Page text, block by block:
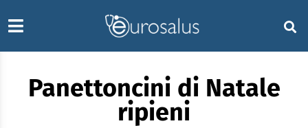
Panettoncini di Natale
ripieni